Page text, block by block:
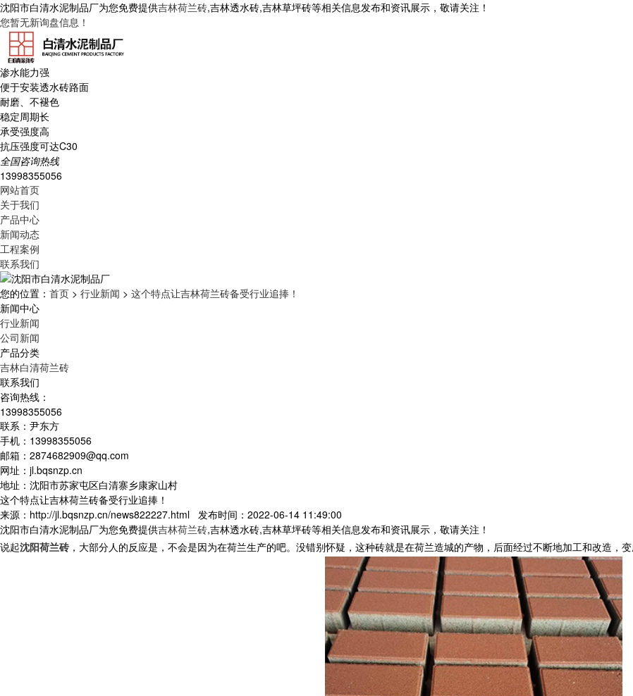
沈阳市白清水泥制品厂为您免费提供吉林荷兰砖,吉林透水砖,吉林草坪砖等相关信息发布和资讯展示，敬请关注！
您暂无新询盘信息！
渗水能力强
便于安装透水砖路面
耐磨、不褪色
稳定周期长
承受强度高
抗压强度可达C30
全国咨询热线
13998355056
网站首页
关于我们
产品中心
新闻动态
工程案例
联系我们
您的位置： 首页 > 行业新闻 > 这个特点让吉林荷兰砖备受行业追捧！
新闻中心
行业新闻
公司新闻
产品分类
吉林白清荷兰砖
联系我们
咨询热线：
13998355056
联系：尹东方
手机：13998355056
邮箱：2874682909@qq.com
网址：jl.bqsnzp.cn
地址：沈阳市苏家屯区白清寨乡康家山村
这个特点让吉林荷兰砖备受行业追捧！
来源：http://jl.bqsnzp.cn/news822227.html 发布时间：2022-06-14 11:49:00
沈阳市白清水泥制品厂为您免费提供吉林荷兰砖,吉林透水砖,吉林草坪砖等相关信息发布和资讯展示，敬请关注！
说起沈阳荷兰砖 ，大部分人的反应是，不会是因为在荷兰生产的吧。没错别怀疑，这种砖就是在荷兰造城的产物，后面经过不断地加工和改造，